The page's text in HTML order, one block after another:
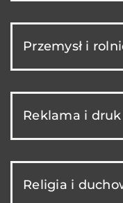
Przemysł i
Reklama i druk
Religia i